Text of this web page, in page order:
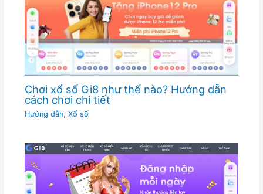
Chơi xổ số Gi8 như thế nào? Hướng dẫn
cách chơi chi tiết
Hướng dẫn, Xổ số